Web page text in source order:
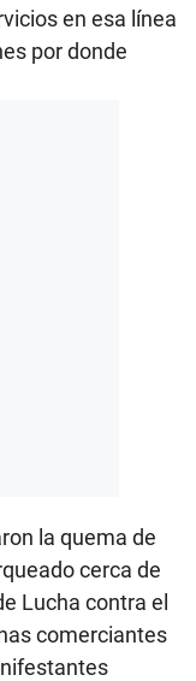
en esa línea
por donde
la quema de
cerca de
Lucha contra el
comerciantes